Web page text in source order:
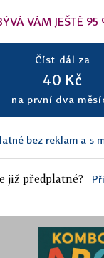
VÁM JEŠTĚ 95
Číst dál za
40 Kč
na první dva
bez reklam a s
již předplatné?